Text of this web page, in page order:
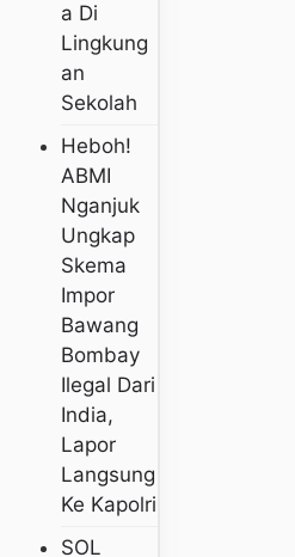
A Di
Lingkung
An
Sekolah
Heboh!
ABMI
Nganjuk
Ungkap
Skema
Impor
Bawang
Bombay
Ilegal Dari
India,
Lapor
Langsung
Ke Kapolri
SOL